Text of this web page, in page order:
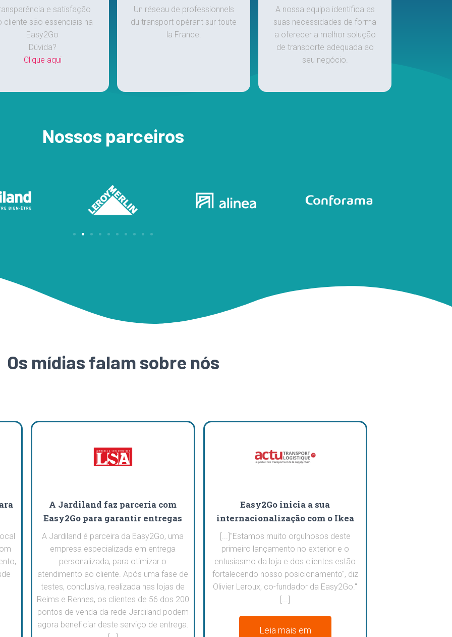
e satisfação
cliente são essenciais na
Easy2Go
Dúvida?
Clique aqui
Un réseau de professionnels
du transport opérant sur toute
la France.
A nossa equipa identifica as
suas necessidades de forma
a oferecer a melhor solução
de transporte adequada ao
seu negócio.
Nossos parceiros
Os mídias falam sobre nós
A Jardiland faz parceria com
Easy2Go para garantir entregas
A Jardiland é parceira da Easy2Go, uma
empresa especializada em entrega
personalizada, para otimizar o
atendimento ao cliente. Após uma fase de
testes, conclusiva, realizada nas lojas de
Reims e Rennes, os clientes de 56 dos 200
pontos de venda da rede Jardiland podem
agora beneficiar deste serviço de entrega.
Easy2Go inicia a sua
internacionalização com o Ikea
[...]"Estamos muito orgulhosos deste
primeiro lançamento no exterior e o
entusiasmo da loja e dos clientes estão
fortalecendo nosso posicionamento", diz
Olivier Leroux, co-fundador da Easy2Go."
[...]
Leia mais em